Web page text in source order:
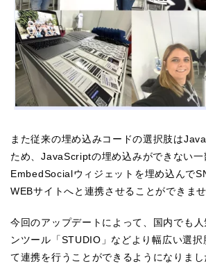
また従来の埋め込みコードの選択肢は
ため、JavaScriptの埋め込みができない一
EmbedSocialウィジェットを埋め込んで
WEBサイトへと連携させることができませ
今回のアップデートによって、国内でも
ンツール「STUDIO」などより幅広い選択
て連携を行うことができるようになりまし